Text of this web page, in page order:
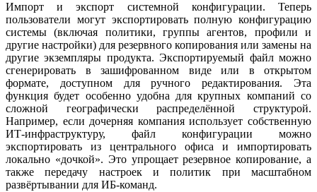
Импорт и экспорт системной конфигурации. Теперь
пользователи могут экспортировать полную конфигурацию
системы (включая политики, группы агентов, профили и
другие настройки) для резервного копирования или замены на
другие экземпляры продукта. Экспортируемый файл можно
сгенерировать в зашифрованном виде или в открытом
формате, доступном для ручного редактирования. Эта
функция будет особенно удобна для крупных компаний со
сложной географически распределённой структурой.
Например, если дочерняя компания использует собственную
ИТ-инфраструктуру, файл конфигурации можно
экспортировать из центрального офиса и импортировать
локально «дочкой». Это упрощает резервное копирование, а
также передачу настроек и политик при масштабном
развёртывании для ИБ-команд.